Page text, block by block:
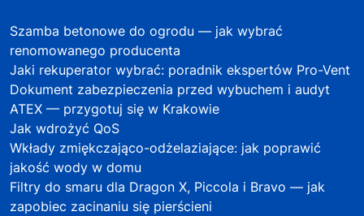
Szamba betonowe do ogrodu — jak wybrać
renomowanego producenta
Jaki rekuperator wybrać: poradnik ekspertów Pro-Vent
Dokument zabezpieczenia przed wybuchem i audyt
ATEX — przygotuj się w Krakowie
Jak wdrożyć QoS
Wkłady zmiękczająco-odżelaziające: jak poprawić
jakość wody w domu
Filtry do smaru dla Dragon X, Piccola i Bravo — jak
zapobiec zacinaniu się pierścieni